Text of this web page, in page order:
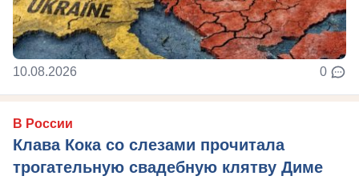
10.08.2026 0
В России
Клава Кока со слезами прочитала
трогательную свадебную клятву Диме